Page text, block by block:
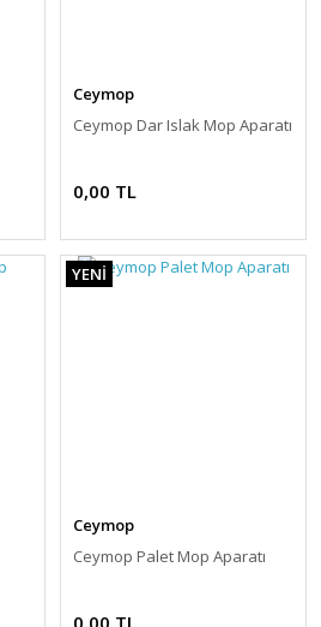
Ceymop
Ceymop Dar Islak Mop Aparatı
0,00 TL
YENİ
Ceymop
Ceymop Palet Mop Aparatı
0,00 TL